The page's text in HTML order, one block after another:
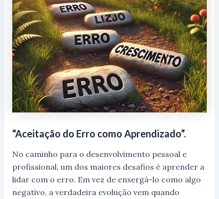
“Aceitação do Erro como Aprendizado”.
No caminho para o desenvolvimento pessoal e
profissional, um dos maiores desafios é aprender a
lidar com o erro. Em vez de enxergá-lo como algo
negativo, a verdadeira evolução vem quando